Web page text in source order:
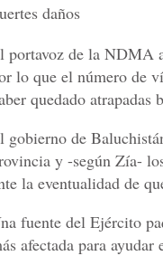
daños
portavoz de la NDMA
lo que el número de
quedado atrapadas
gobierno de
y -según Zía-
la eventualidad de
fuente del Ejército
afectada para